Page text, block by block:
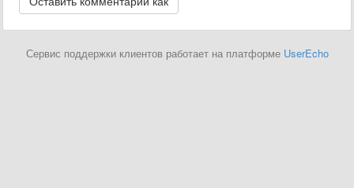
Сервис поддержки клиентов работает на платформе UserEcho